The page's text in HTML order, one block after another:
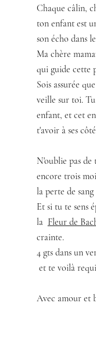
Chaque câlin,
ton enfant est
son écho dans
Ma chère
qui guide cette
Sois assurée
veille sur toi.
enfant, et cet
t'avoir à ses
N'oublie pas
encore trois
la perte de
Et si tu te sens
la Fleur de
crainte.
4 gts dans un
et te voilà
Avec amour et